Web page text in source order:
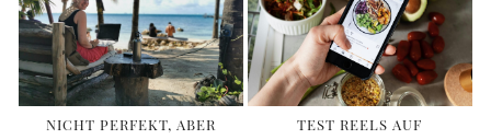
NICHT PERFEKT, ABER
TEST REELS AUF